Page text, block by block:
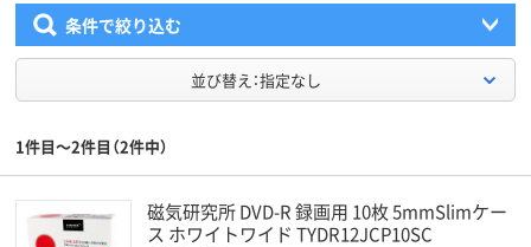
条件で絞り込む
並び替え：指定なし
1件目～2件目（2件中）
磁気研究所 DVD-R 録画用 10枚 5mmSlimケー
ス ホワイトワイド TYDR12JCP10SC